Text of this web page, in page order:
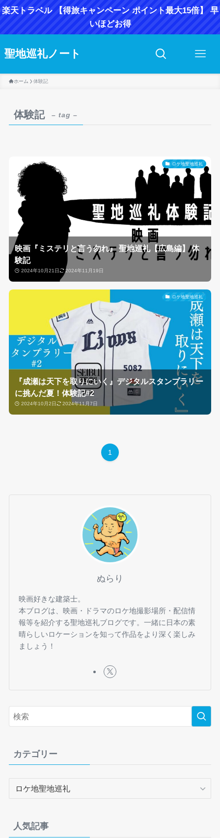
楽天トラベル 【得旅キャンペーン ポイント最大15倍】 早
いほどお得
聖地巡礼ノート
ホーム 体験記
体験記 – tag –
ロケ地聖地巡礼
映画『ミステリと言う勿れ』 聖地巡礼【広島編】 体
験記
2024年10月21日 2024年11月19日
ロケ地聖地巡礼
『成瀬は天下を取りにいく』デジタルスタンプラリー
に挑んだ夏！体験記#2
2024年10月2日 2024年11月7日
1
ぬらり
映画好きな建築士。
本ブログは、映画・ドラマのロケ地撮影場所・配信情
報等を紹介する聖地巡礼ブログです。一緒に日本の素
晴らしいロケーションを知って作品をより深く楽しみ
ましょう！
カテゴリー
ー
人気記事